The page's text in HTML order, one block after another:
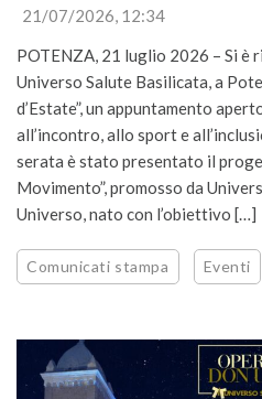
21/07/2026, 12:34
POTENZA, 21 luglio 2026 – Si è
Universo Salute Basilicata, a
d’Estate”, un appuntamento
all’incontro, allo sport e
serata è stato presentato il
Movimento”, promosso da
Universo, nato con l’obiettivo […]
Comunicati stampa Eventi